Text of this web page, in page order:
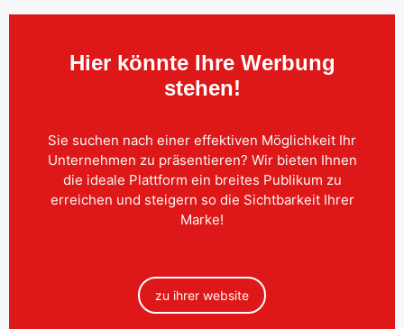
Hier könnte Ihre Werbung
stehen!
Sie suchen nach einer effektiven Möglichkeit Ihr
Unternehmen zu präsentieren? Wir bieten Ihnen
die ideale Plattform ein breites Publikum zu
erreichen und steigern so die Sichtbarkeit Ihrer
Marke!
zu ihrer website